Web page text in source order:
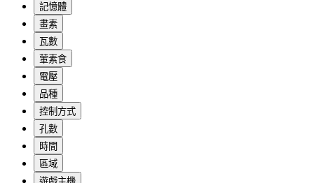
記憶體
畫素
瓦數
葷素食
電壓
品種
控制方式
孔數
時間
區域